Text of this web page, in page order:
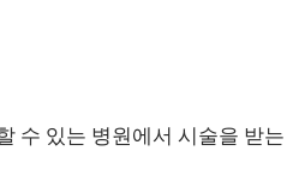
수 있는 병원에서 시술을 받